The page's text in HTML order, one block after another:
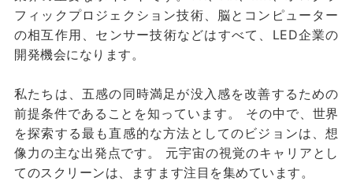
フィックプロジェクション技術、脳とコンピューター
の相互作用、センサー技術などはすべて、LED企業の
開発機会になります。
私たちは、五感の同時満足が没入感を改善するための
前提条件であることを知っています。 その中で、世界
を探索する最も直感的な方法としてのビジョンは、想
像力の主な出発点です。 元宇宙の視覚のキャリアとし
てのスクリーンは、ますます注目を集めています。